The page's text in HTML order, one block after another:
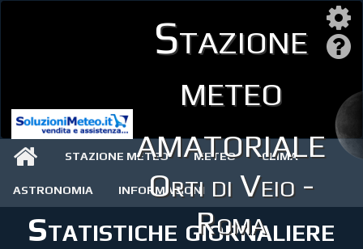
Stazione
meteo
amatoriale
Orti di Veio -
Roma
STAZIONE METEO METEO CLIMA
ASTRONOMIA INFORMAZIONI
Statistiche giornaliere